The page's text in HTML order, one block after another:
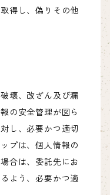
得し、偽りその他
壊、改ざん及び漏
の安全管理が図ら
し、必要かつ適切
プは、個人情報の
合は、委託先にお
よう、必要かつ適